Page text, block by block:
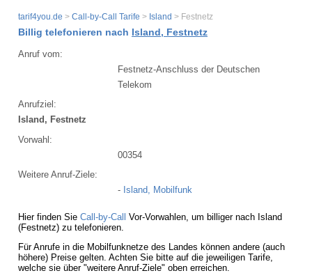
tarif4you.de > Call-by-Call Tarife > Island > Festnetz
Billig telefonieren nach Island, Festnetz
Anruf vom:
Festnetz-Anschluss der Deutschen
Telekom
Anrufziel:
Island, Festnetz
Vorwahl:
00354
Weitere Anruf-Ziele:
- Island, Mobilfunk
Hier finden Sie Call-by-Call Vor-Vorwahlen, um billiger nach Island
(Festnetz) zu telefonieren.
Für Anrufe in die Mobilfunknetze des Landes können andere (auch
höhere) Preise gelten. Achten Sie bitte auf die jeweiligen Tarife,
welche sie über "weitere Anruf-Ziele" oben erreichen.